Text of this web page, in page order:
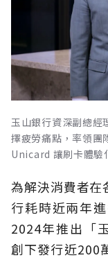
玉山銀行資深副總經
擇疲勞痛點，率領團
Unicard 讓刷卡體驗
為解決消費者在
行耗時近兩年
2024年推出「
創下發行近200